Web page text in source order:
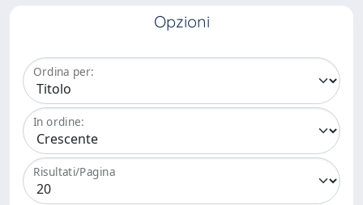
Opzioni
Ordina per:
In ordine:
Risultati/Pagina